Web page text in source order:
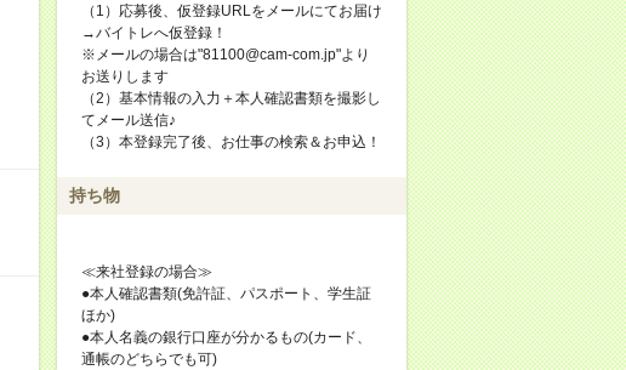
（1）応募後、仮登録URLをメールにてお届け
→バイトレへ仮登録！
※メールの場合は"81100@cam-com.jp"より
お送りします
（2）基本情報の入力＋本人確認書類を撮影し
てメール送信♪
（3）本登録完了後、お仕事の検索＆お申込！
持ち物
≪来社登録の場合≫
●本人確認書類(免許証、パスポート、学生証
ほか)
●本人名義の銀行口座が分かるもの(カード、
通帳のどちらでも可)